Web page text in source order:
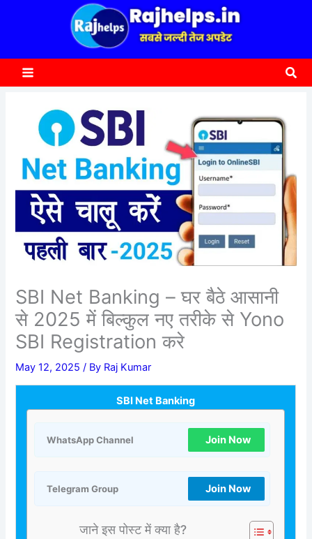
SBI Net Banking – घर बैठे आसानी
से 2025 में बिल्कुल नए तरीके से Yono
SBI Registration करे
May 12, 2025/ By Raj Kumar
SBI Net Banking
WhatsApp Channel Join Now
Telegram Group Join Now
जाने इस पोस्ट में क्या है?
c